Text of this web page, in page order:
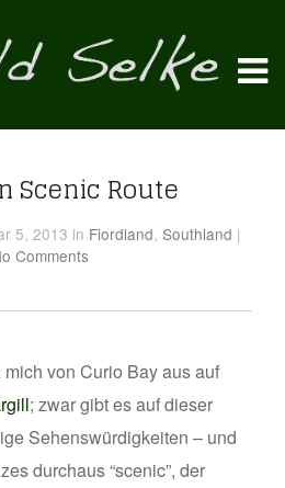
Scenic Route
5, 2013 in Fiordland, Southland |
Comments
von Curio Bay aus auf
; zwar gibt es auf dieser
Sehenswürdigkeiten – und
durchaus “scenic”, der